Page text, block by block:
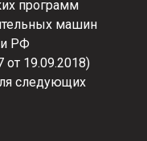
программ
машин
РФ
19.09.2018)
следующих